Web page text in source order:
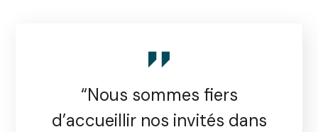
“Nous sommes fiers
d’accueillir nos invités dans